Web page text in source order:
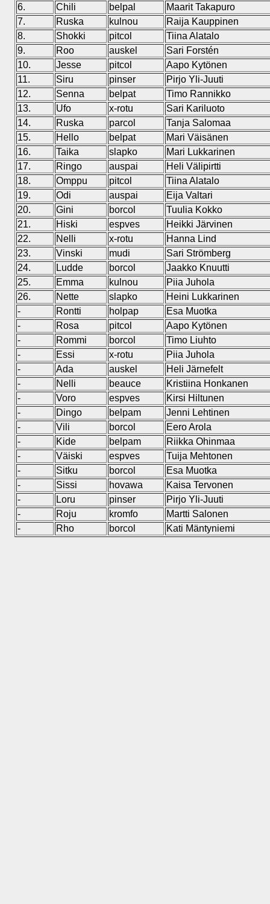
6.
Chili belpal
Maarit Takapuro
7.
Ruska kulnou
Raija Kauppinen
8.
Shokki pitcol
Tiina Alatalo
9.
Roo auskel
Sari Forstén
10.
Jesse pitcol
Aapo Kytönen
11.
Siru pinser
Pirjo Yli-Juuti
12.
Senna belpat
Timo Rannikko
13.
Ufo x-rotu
Sari Kariluoto
14.
Ruska parcol
Tanja Salomaa
15.
Hello belpat
Mari Väisänen
16.
Taika slapko
Mari Lukkarinen
17.
Ringo auspai
Heli Välipirtti
18.
Omppu pitcol
Tiina Alatalo
19.
Odi auspai
Eija Valtari
20.
Gini borcol
Tuulia Kokko
21.
Hiski espves
Heikki Järvinen
22.
Nelli x-rotu
Hanna Lind
23.
Vinski mudi
Sari Strömberg
24.
Ludde borcol
Jaakko Knuutti
25.
Emma kulnou
Piia Juhola
26.
Nette slapko
Heini Lukkarinen
-
Rontti holpap
Esa Muotka
-
Rosa pitcol
Aapo Kytönen
-
Rommi borcol
Timo Liuhto
-
Essi x-rotu
Piia Juhola
-
Ada auskel
Heli Järnefelt
-
Nelli beauce
Kristiina Honkanen
-
Voro espves
Kirsi Hiltunen
-
Dingo belpam
Jenni Lehtinen
-
Vili borcol
Eero Arola
-
Kide belpam
Riikka Ohinmaa
-
Väiski espves
Tuija Mehtonen
-
Sitku borcol
Esa Muotka
-
Sissi hovawa
Kaisa Tervonen
-
Loru pinser
Pirjo Yli-Juuti
-
Roju kromfo
Martti Salonen
-
Rho borcol Kati Mäntyniemi